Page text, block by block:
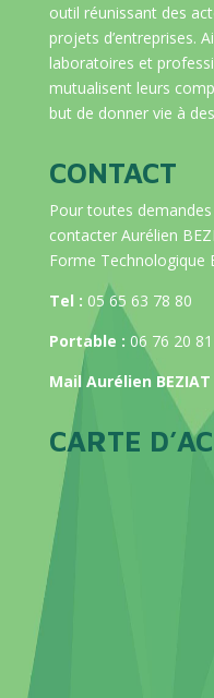
outil réunissant des
projets d’entreprises.
laboratoires et
mutualisent leurs
but de donner vie à
CONTACT
Pour toutes
contacter Aurélien
Forme Technologique
Tel : 05 65 63 78 80
Portable : 06 76 20
Mail Aurélien BEZIAT
CARTE